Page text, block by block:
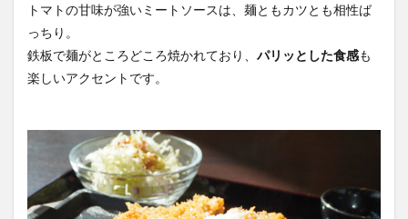
トマトの甘味が強いミートソースは、麺ともカツとも相性ば
っちり。
鉄板で麺がところどころ焼かれており、 パリッとした食感も
楽しいアクセントです。